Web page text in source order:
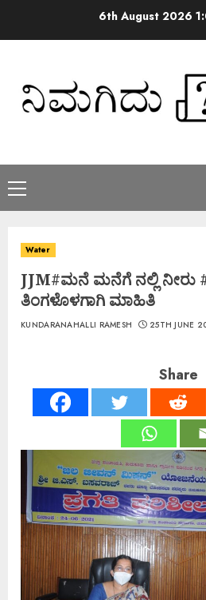
6th August 2026
Water
JJM#ಮನೆ ಮನೆಗೆ ನಲ್ಲಿ ನೀರು
ತಿಂಗಳೊಳಗಾಗಿ ಮಾಹಿತಿ
KUNDARANAHALLI RAMESH 25TH JUNE
Share